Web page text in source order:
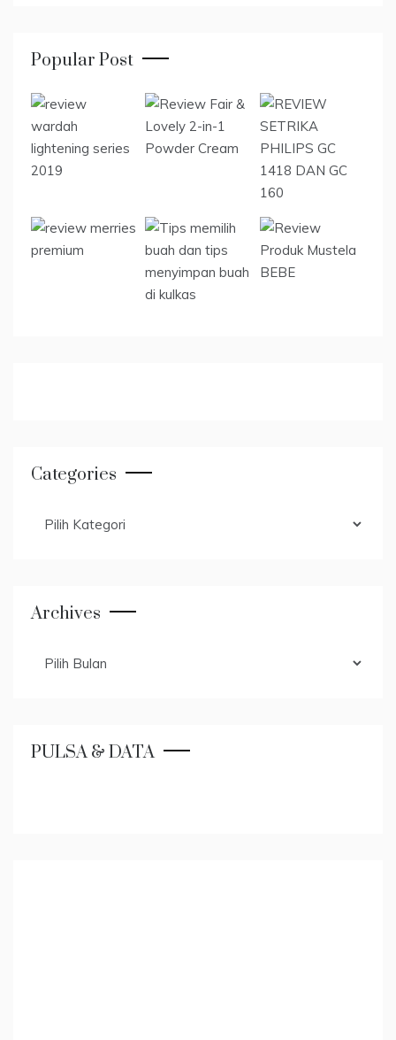
Popular Post
Categories
Archives
PULSA & DATA